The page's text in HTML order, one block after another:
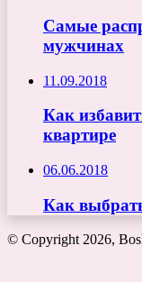
Самые
мужчинах
11.09.2018
Как
квартире
06.06.2018
Как
© Copyright 2026,